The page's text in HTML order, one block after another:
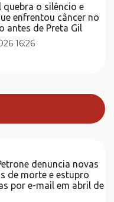
quebra o silêncio e
enfrentou câncer no
antes de Preta Gil
16:26
denuncia novas
de morte e estupro
por e-mail em abril de